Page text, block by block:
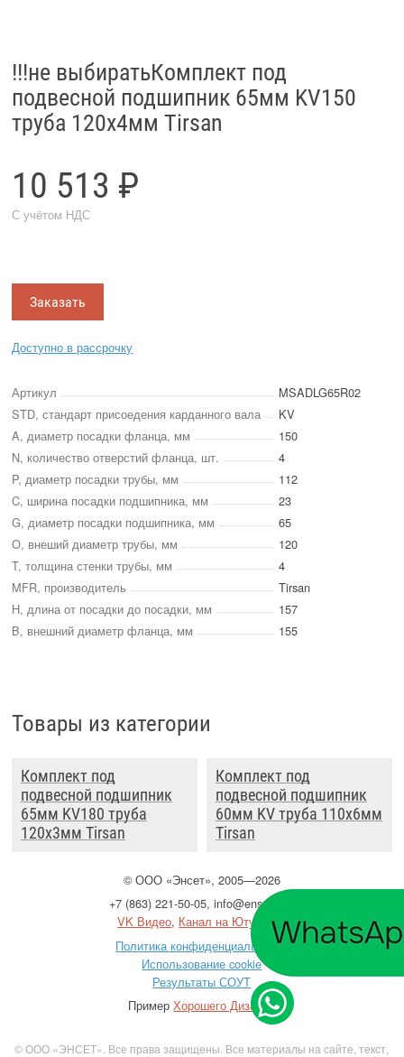
!!!не выбиратьКомплект под
подвесной подшипник 65мм KV150
труба 120x4мм Tirsan
10 513 ₽
С учётом НДС
Заказать
Доступно в рассрочку
Артикул
MSADLG65R02
STD, стандарт присоедения карданного вала
KV
A, диаметр посадки фланца, мм
150
N, количество отверстий фланца, шт.
4
P, диаметр посадки трубы, мм
112
C, ширина посадки подшипника, мм
23
G, диаметр посадки подшипника, мм
65
O, внеший диаметр трубы, мм
120
T, толщина стенки трубы, мм
4
MFR, производитель
Tirsan
H, длина от посадки до посадки, мм
157
B, внешний диаметр фланца, мм
155
Товары из категории
Комплект под
подвесной подшипник
65мм KV180 труба
120x3мм Tirsan
Комплект под
подвесной подшипник
60мм KV труба 110x6мм
Tirsan
©ООО«Энсет», 2005—2026
+7 (863) 221-50-05, info@enset.ru
VK Видео, Канал на Ютубе
Политика конфиденциальности
Использование cookie
Результаты СОУТ
ПримерХорошего Дизайна
© ООО «ЭНСЕТ». Все права защищены. Все материалы на сайте, текст,